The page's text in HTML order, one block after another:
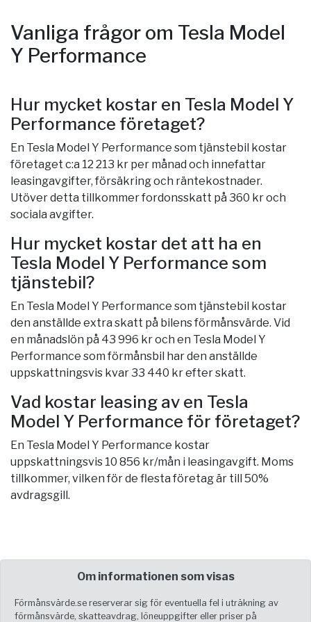
Vanliga frågor om Tesla Model
Y Performance
Hur mycket kostar en Tesla Model Y
Performance företaget?
En Tesla Model Y Performance som tjänstebil kostar
företaget c:a 12 213 kr per månad och innefattar
leasingavgifter, försäkring och räntekostnader.
Utöver detta tillkommer fordonsskatt på 360 kr och
sociala avgifter.
Hur mycket kostar det att ha en
Tesla Model Y Performance som
tjänstebil?
En Tesla Model Y Performance som tjänstebil kostar
den anställde extra skatt på bilens förmånsvärde. Vid
en månadslön på 43 996 kr och en Tesla Model Y
Performance som förmånsbil har den anställde
uppskattningsvis kvar 33 440 kr efter skatt.
Vad kostar leasing av en Tesla
Model Y Performance för företaget?
En Tesla Model Y Performance kostar
uppskattningsvis 10 856 kr/mån i leasingavgift. Moms
tillkommer, vilken för de flesta företag är till 50%
avdragsgill.
Om informationen som visas
Förmånsvärde.se reserverar sig för eventuella fel i uträkning av
förmånsvärde, skatteavdrag, löneuppgifter eller priser på